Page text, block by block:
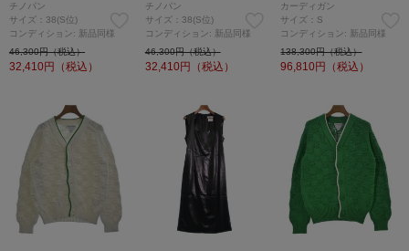
チノパン
サイズ：38(S位)
コンディション: 新品同様
46,300円（税込）
32,410円（税込）
チノパン
サイズ：38(S位)
コンディション: 新品同様
46,300円（税込）
32,410円（税込）
カーディガン
サイズ：S
コンディション: 新品同様
138,300円（税込）
96,810円（税込）